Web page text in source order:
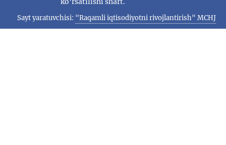
Sayt yaratuvchisi: "Raqamli iqtisodiyotni rivojlantirish" MCHJ